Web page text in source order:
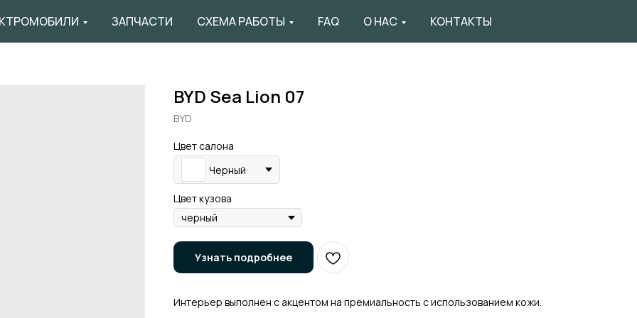
ЗАПЧАСТИ СХЕМА РАБОТЫ FAQ О НАС КОНТАКТЫ
BYD Sea Lion 07
BYD
Цвет салона
Черный
Цвет кузова
Узнать подробнее
Интерьер выполнен с акцентом на премиальность с использованием кожи.